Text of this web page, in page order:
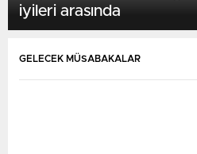
iyileri arasında
GELECEK MÜSABAKALAR